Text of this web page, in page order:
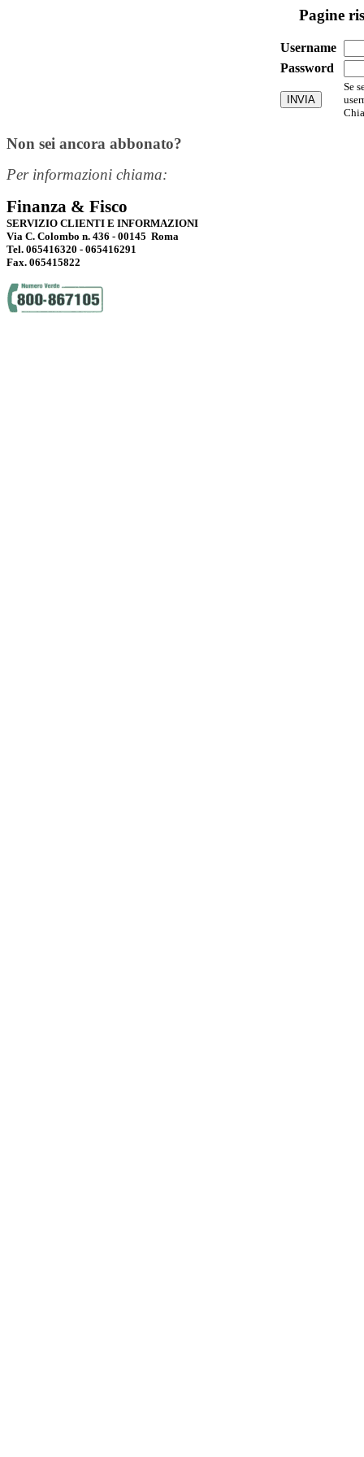
Pagine
Username
Password
Se
Non sei ancora abbonato?
Per informazioni chiama:
Finanza & Fisco
SERVIZIO CLIENTI E INFORMAZIONI
Via C. Colombo n. 436 - 00145 Roma
Tel. 065416320 - 065416291
Fax. 065415822